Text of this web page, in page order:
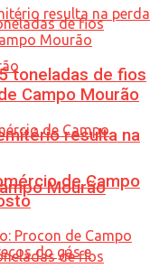
resulta na
Mourão
toneladas de fios
Campo Mourão
de Campo